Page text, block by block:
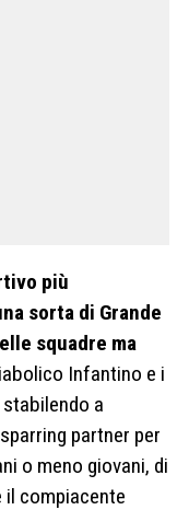
più
sorta di Grande
squadre ma
Infantino e i
a
partner per
o meno giovani, di
il compiacente